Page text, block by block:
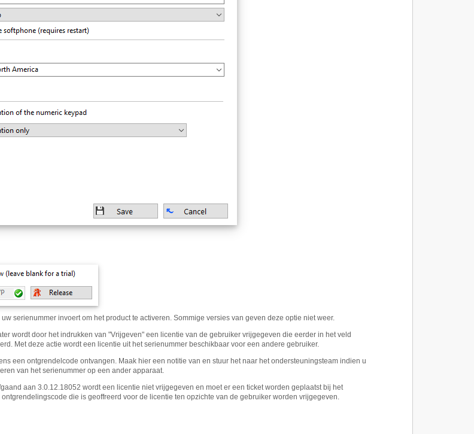
serienummer invoert om het product te activeren. Sommige versies van geven deze optie niet weer.
wordt door het indrukken van "Vrijgeven" een licentie van de gebruiker vrijgegeven die eerder in het veld
Met deze actie wordt een licentie uit het serienummer beschikbaar voor een andere gebruiker.
een ontgrendelcode ontvangen. Maak hier een notitie van en stuur het naar het ondersteuningsteam indien u
van het serienummer op een ander apparaat.
aan 3.0.12.18052 wordt een licentie niet vrijgegeven en moet er een ticket worden geplaatst bij het
die is geoffreerd voor de licentie ten opzichte van de gebruiker worden vrijgegeven.